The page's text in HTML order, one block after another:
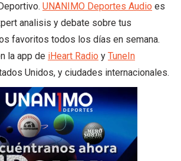
UNANIMO Deportes Audio es
analisis y debate sobre tus
favoritos todos los días en semana.
la app de iHeart Radio y TuneIn
Unidos, y ciudades internacionales.